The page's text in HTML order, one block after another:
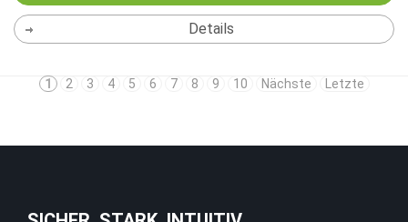
Details
1 2 3 4 5 6 7 8 9 10 Nächste Letzte